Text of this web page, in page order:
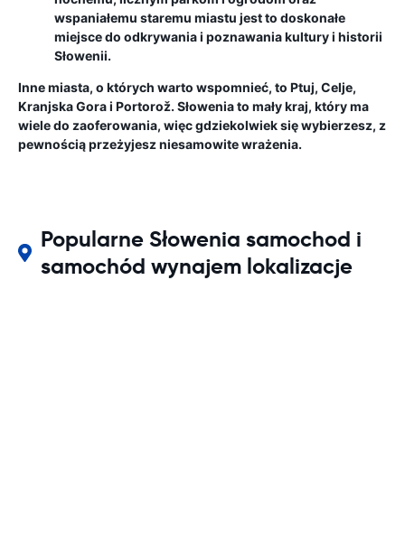
wspaniałemu staremu miastu jest to doskonałe
miejsce do odkrywania i poznawania kultury i historii
Słowenii.
Inne miasta, o których warto wspomnieć, to Ptuj, Celje,
Kranjska Gora i Portorož. Słowenia to mały kraj, który ma
wiele do zaoferowania, więc gdziekolwiek się wybierzesz, z
pewnością przeżyjesz niesamowite wrażenia.
Popularne Słowenia samochod i
samochód wynajem lokalizacje